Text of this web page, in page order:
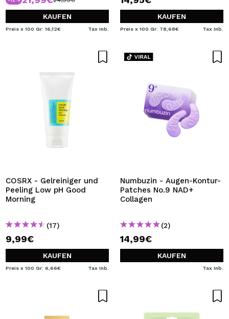
KAUFEN
Preis x 100 Gr: 16,12€ Tax Inb.
KAUFEN
Preis x 100 Gr: 78,68€ Tax Inb.
COSRX - Gelreiniger und
Peeling Low pH Good
Morning
(17)
9,99€
KAUFEN
Preis x 100 Gr: 6,66€ Tax Inb.
Numbuzin - Augen-Kontur-
Patches No.9 NAD+
Collagen
(2)
14,99€
KAUFEN
Tax Inb.